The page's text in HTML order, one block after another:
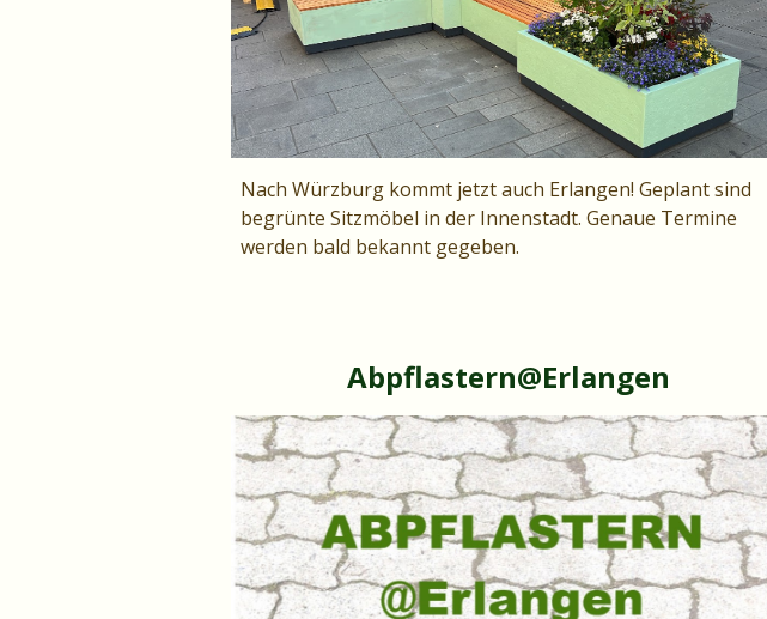
Nach Würzburg kommt jetzt auch Erlangen! Geplant sind
begrünte Sitzmöbel in der Innenstadt. Genaue Termine
werden bald bekannt gegeben.
Abpflastern@Erlangen